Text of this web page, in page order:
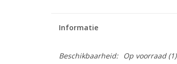
Informatie
Beschikbaarheid: Op voorraad(1)